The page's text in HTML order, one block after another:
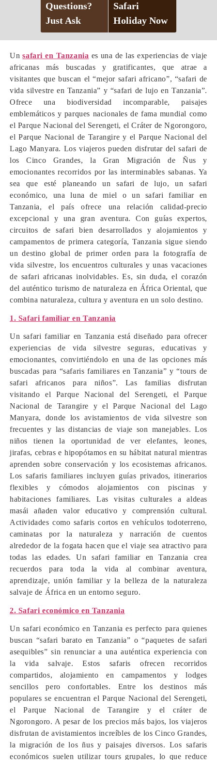
Unsafari en Tanzania es una de las experiencias de viaje
africanas más buscadas y gratificantes, que atrae a
visitantes que buscan el “mejor safari africano”, “safari de
vida silvestre en Tanzania” y “safari de lujo en Tanzania”.
Ofrece una biodiversidad incomparable, paisajes
emblemáticos y parques nacionales de fama mundial como
el Parque Nacional del Serengeti, el Cráter de Ngorongoro,
el Parque Nacional de Tarangire y el Parque Nacional del
Lago Manyara. Los viajeros pueden disfrutar del safari de
los Cinco Grandes, la Gran Migración de Ñus y
emocionantes recorridos por las interminables sabanas. Ya
sea que esté planeando un safari de lujo, un safari
económico, una luna de miel o un safari familiar en
Tanzania, el país ofrece una relación calidad-precio
excepcional y una gran aventura. Con guías expertos,
circuitos de safari bien desarrollados y alojamientos y
campamentos de primera categoría, Tanzania sigue siendo
un destino global de primer orden para la fotografía de
vida silvestre, los encuentros culturales y unas vacaciones
de safari africanas inolvidables. Es, sin duda, el corazón
del auténtico turismo de naturaleza en África Oriental, que
combina naturaleza, cultura y aventura en un solo destino.
1. Safari familiar en Tanzania
Un safari familiar en Tanzania está diseñado para ofrecer
experiencias de vida silvestre seguras, educativas y
emocionantes, convirtiéndolo en una de las opciones más
buscadas para “safaris familiares en Tanzania” y “tours de
safari africanos para niños”. Las familias disfrutan
visitando el Parque Nacional del Serengeti, el Parque
Nacional de Tarangire y el Parque Nacional del Lago
Manyara, donde los avistamientos de vida silvestre son
frecuentes y las distancias de viaje son manejables. Los
niños tienen la oportunidad de ver elefantes, leones,
jirafas, cebras e hipopótamos en su hábitat natural mientras
aprenden sobre conservación y los ecosistemas africanos.
Los safaris familiares incluyen guías privados, itinerarios
flexibles y cómodos alojamientos con piscinas y
habitaciones familiares. Las visitas culturales a aldeas
masái añaden valor educativo y comprensión cultural.
Actividades como safaris cortos en vehículos todoterreno,
caminatas por la naturaleza y narración de cuentos
alrededor de la fogata hacen que el viaje sea atractivo para
todas las edades. Un safari familiar en Tanzania crea
recuerdos para toda la vida al combinar aventura,
aprendizaje, unión familiar y la belleza de la naturaleza
salvaje de África en un entorno seguro.
2. Safari económico en Tanzania
Un safari económico en Tanzania es perfecto para quienes
buscan “safari barato en Tanzania” o “paquetes de safari
asequibles” sin renunciar a una auténtica experiencia con
la vida salvaje. Estos safaris ofrecen recorridos
compartidos, alojamiento en campamentos y lodges
sencillos pero confortables. Entre los destinos más
populares se encuentran el Parque Nacional del Serengeti,
el Parque Nacional de Tarangire y el cráter de
Ngorongoro. A pesar de los precios más bajos, los viajeros
disfrutan de avistamientos increíbles de los Cinco Grandes,
la migración de los ñus y paisajes diversos. Los safaris
económicos suelen utilizar tours grupales, lo que reduce
Questions?
Just Ask
Safari
Holiday Now